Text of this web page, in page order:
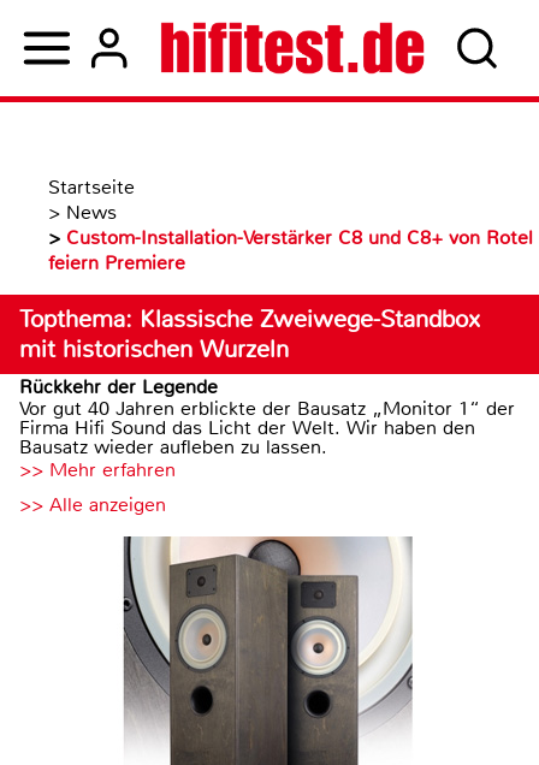
Startseite
> News
> Custom-Installation-Verstärker C8 und C8+ von Rotel
feiern Premiere
Topthema: Klassische Zweiwege-Standbox
mit historischen Wurzeln
Rückkehr der Legende
Vor gut 40 Jahren erblickte der Bausatz „Monitor 1“ der
Firma Hifi Sound das Licht der Welt. Wir haben den
Bausatz wieder aufleben zu lassen.
>> Mehr erfahren
>> Alle anzeigen